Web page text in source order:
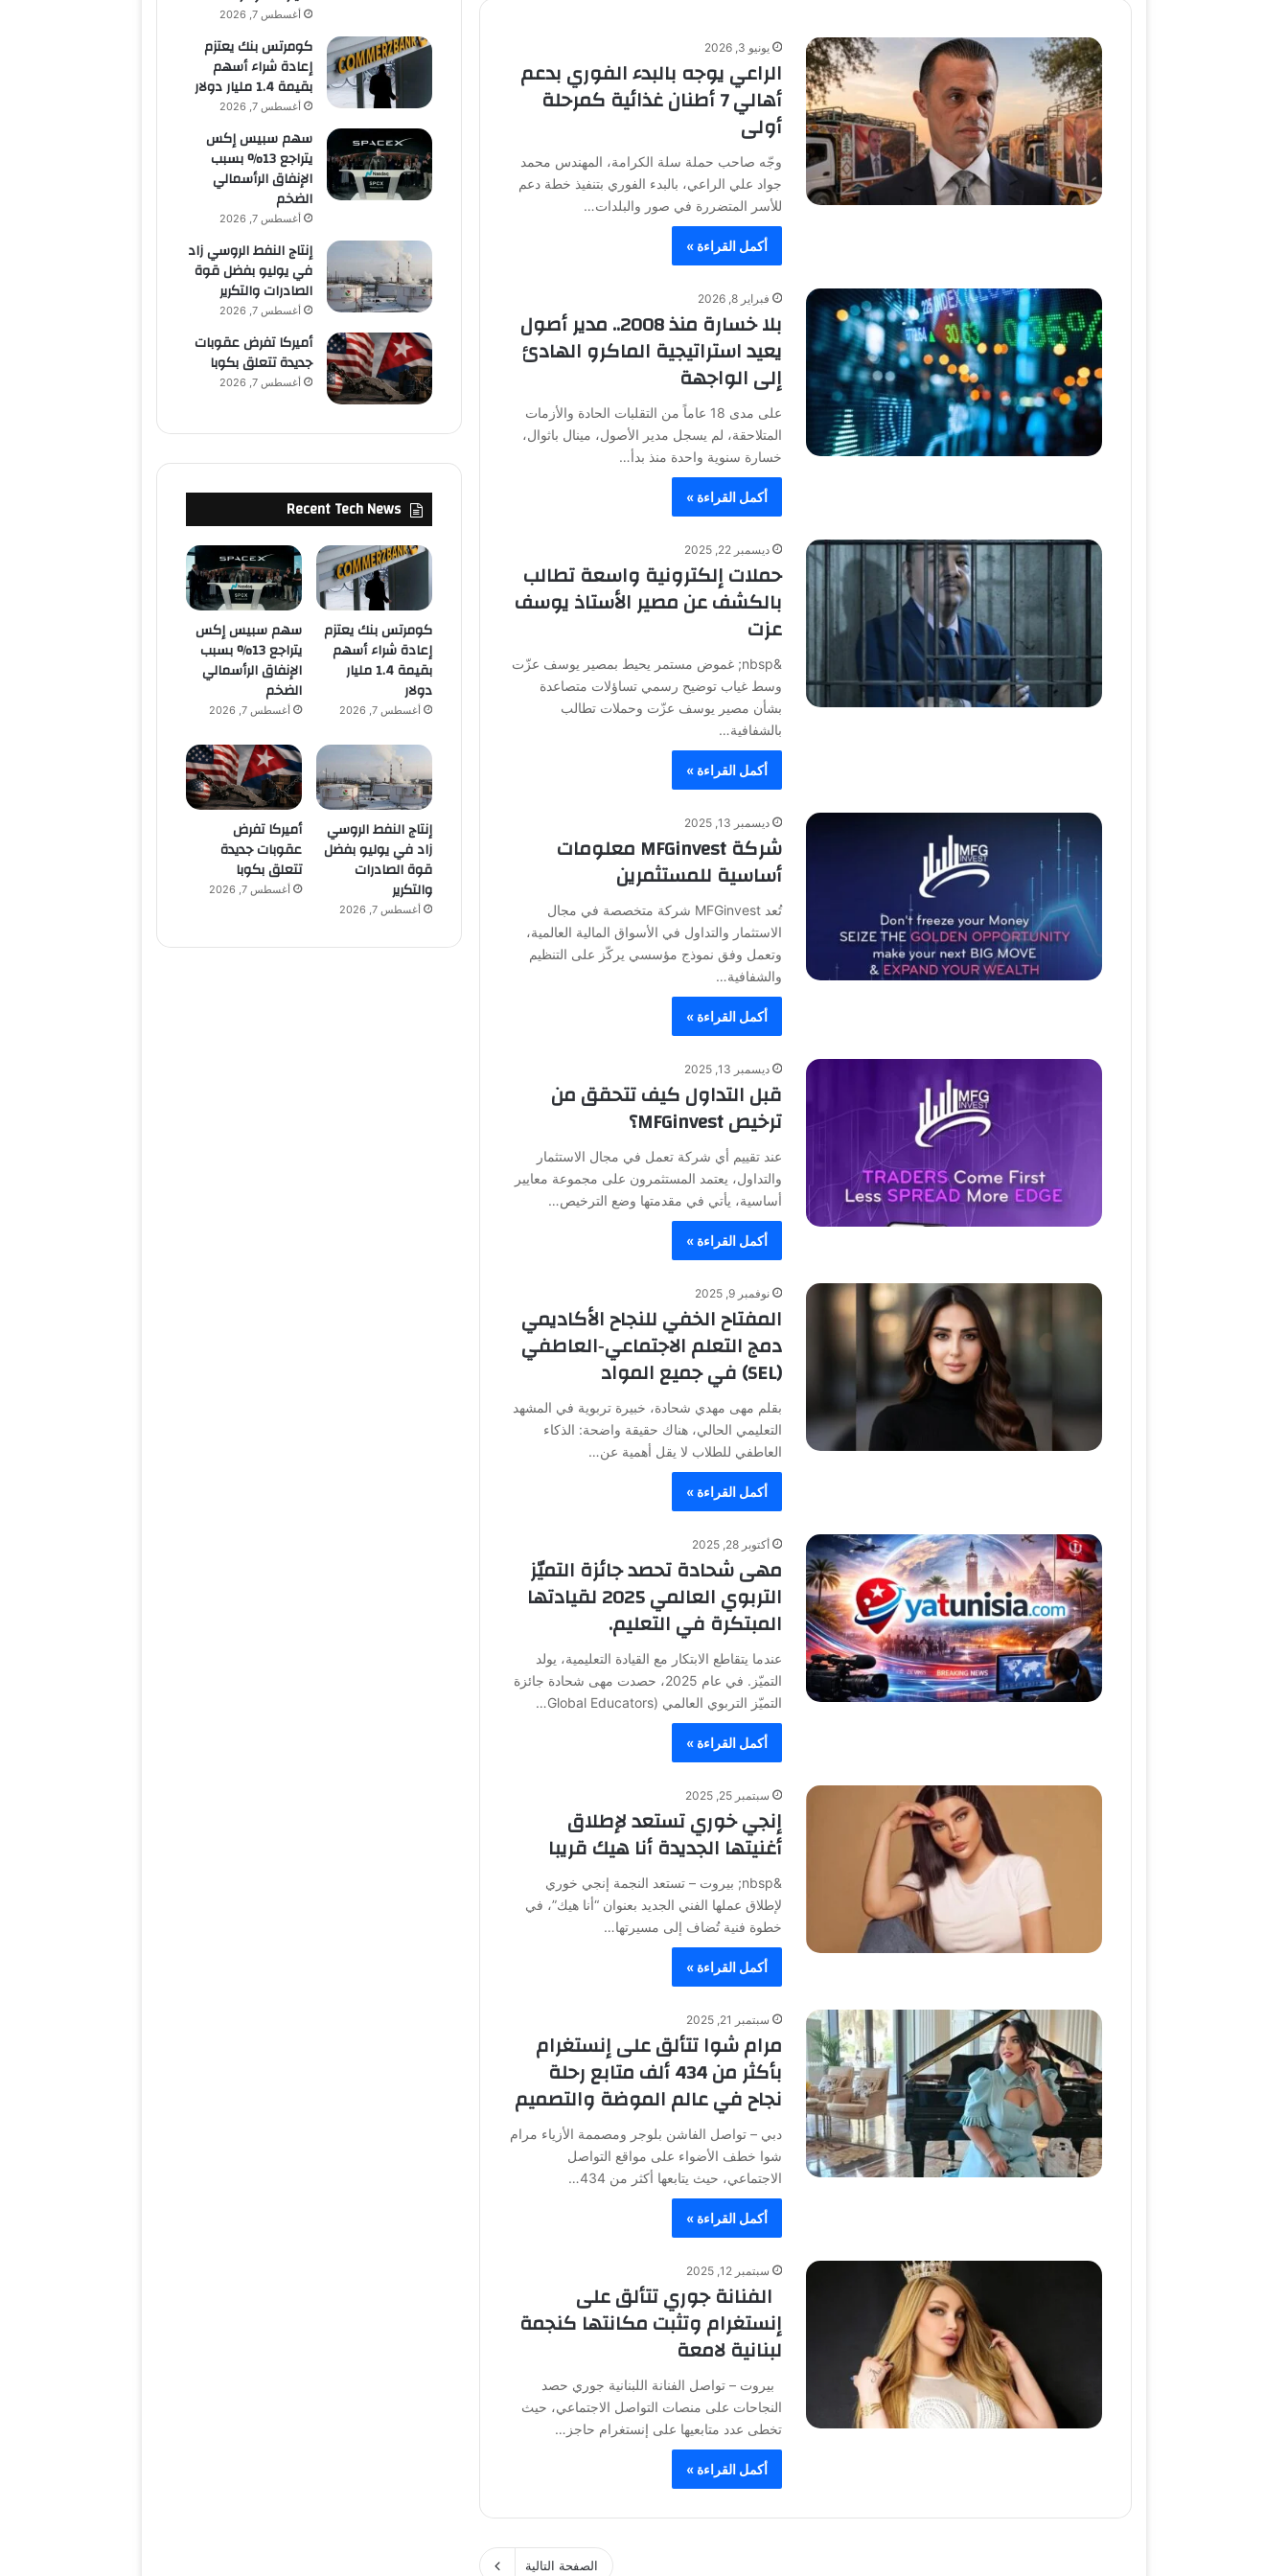
يونيو 3, 2026
الراعي يوجه بالبدء الفوري بدعم
أهالي 7 أطنان غذائية كمرحلة
أولى
وجّه صاحب حملة سلة الكرامة، المهندس محمد
جواد علي الراعي، بالبدء الفوري بتنفيذ خطة دعم
للأسر المتضررة في صور والبلدات…
أكمل القراءة »
فبراير 8, 2026
بلا خسارة منذ 2008.. مدير أصول
يعيد استراتيجية الماكرو الهادئ
إلى الواجهة
على مدى 18 عاماً من التقلبات الحادة والأزمات
المتلاحقة، لم يسجل مدير الأصول، مينال باثوال،
خسارة سنوية واحدة منذ بدأ…
أكمل القراءة »
ديسمبر 22, 2025
حملات إلكترونية واسعة تطالب
بالكشف عن مصير الأستاذ يوسف
عزت
&nbsp; غموض مستمر يحيط بمصير يوسف عزّت
وسط غياب توضيح رسمي تساؤلات متصاعدة
بشأن مصير يوسف عزّت وحملات تطالب
بالشفافية…
أكمل القراءة »
ديسمبر 13, 2025
شركة MFGinvest معلومات
أساسية للمستثمرين
تُعد MFGinvest شركة متخصصة في مجال
الاستثمار والتداول في الأسواق المالية العالمية،
وتعمل وفق نموذج مؤسسي يركّز على التنظيم
والشفافية…
أكمل القراءة »
ديسمبر 13, 2025
قبل التداول كيف تتحقق من
ترخيص MFGinvest؟
عند تقييم أي شركة تعمل في مجال الاستثمار
والتداول، يعتمد المستثمرون على مجموعة معايير
أساسية، يأتي في مقدمتها وضع الترخيص…
أكمل القراءة »
نوفمبر 9, 2025
المفتاح الخفي للنجاح الأكاديمي
دمج التعلم الاجتماعي‑العاطفي
(SEL) في جميع المواد
بقلم مهى مهدي شحادة، خبيرة تربوية في المشهد
التعليمي الحالي، هناك حقيقة واضحة: الذكاء
العاطفي للطلاب لا يقل أهمية عن…
أكمل القراءة »
أكتوبر 28, 2025
مهى شحادة تحصد جائزة التميّز
التربوي العالمي 2025 لقيادتها
المبتكرة في التعليم. ​
عندما يتقاطع الابتكار مع القيادة التعليمية، يولد
التميّز. في عام 2025، حصدت مهى شحادة جائزة
التميّز التربوي العالمي (Global Educators…
أكمل القراءة »
سبتمبر 25, 2025
إنجي خوري تستعد لإطلاق
أغنيتها الجديدة أنا هيك قريبا
&nbsp; بيروت – تستعد النجمة إنجي خوري
لإطلاق عملها الفني الجديد بعنوان “أنا هيك”، في
خطوة فنية تُضاف إلى مسيرتها…
أكمل القراءة »
سبتمبر 21, 2025
مرام شوا تتألق على إنستغرام
بأكثر من 434 ألف متابع رحلة
نجاح في عالم الموضة والتصميم
دبي – تواصل الفاشن بلوجر ومصممة الأزياء مرام
شوا خطف الأضواء على مواقع التواصل
الاجتماعي، حيث يتابعها أكثر من 434…
أكمل القراءة »
سبتمبر 12, 2025
الفنانة جوري تتألق على
إنستغرام وتثبت مكانتها كنجمة
لبنانية لامعة
بيروت – تواصل الفنانة اللبنانية جوري حصد
النجاحات على منصات التواصل الاجتماعي، حيث
تخطى عدد متابعيها على إنستغرام حاجز…
أكمل القراءة »
الصفحة التالية
أغسطس 7, 2026
كومرتس بنك يعتزم
إعادة شراء أسهم
بقيمة 1.4 مليار دولار
أغسطس 7, 2026
سهم سبيس إكس
يتراجع 13% بسبب
الإنفاق الرأسمالي
الضخم
أغسطس 7, 2026
إنتاج النفط الروسي زاد
في يوليو بفضل قوة
الصادرات والتكرير
أغسطس 7, 2026
أميركا تفرض عقوبات
جديدة تتعلق بكوبا
أغسطس 7, 2026
Recent Tech News
كومرتس بنك يعتزم
إعادة شراء أسهم
بقيمة 1.4 مليار
دولار
أغسطس 7, 2026
سهم سبيس إكس
يتراجع 13% بسبب
الإنفاق الرأسمالي
الضخم
أغسطس 7, 2026
إنتاج النفط الروسي
زاد في يوليو بفضل
قوة الصادرات
والتكرير
أغسطس 7, 2026
أميركا تفرض
عقوبات جديدة
تتعلق بكوبا
أغسطس 7, 2026